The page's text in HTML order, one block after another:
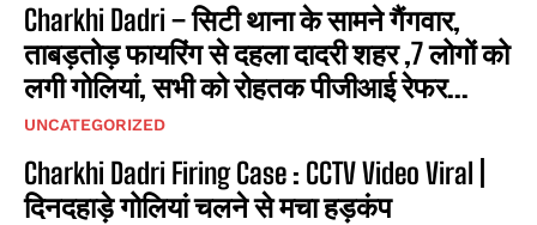
Charkhi Dadri – सिटी थाना के सामने गैंगवार,
ताबड़तोड़ फायरिंग से दहला दादरी शहर ,7 लोगों को
लगी गोलियां, सभी को रोहतक पीजीआई रेफर...
UNCATEGORIZED
Charkhi Dadri Firing Case : CCTV Video Viral |
दिनदहाड़े गोलियां चलने से मचा हड़कंप